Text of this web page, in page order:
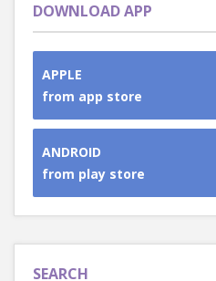
DOWNLOAD APP
APPLE
from app store
ANDROID
from play store
SEARCH